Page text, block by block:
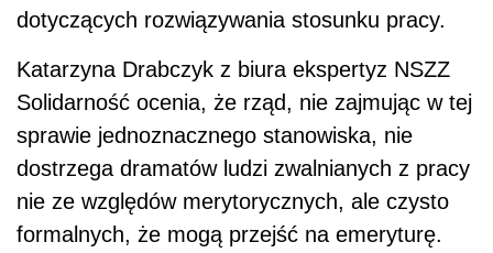
dotyczących rozwiązywania stosunku pracy.
Katarzyna Drabczyk z biura ekspertyz NSZZ
Solidarność ocenia, że rząd, nie zajmując w tej
sprawie jednoznacznego stanowiska, nie
dostrzega dramatów ludzi zwalnianych z pracy
nie ze względów merytorycznych, ale czysto
formalnych, że mogą przejść na emeryturę.